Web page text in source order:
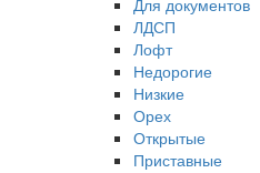
Для документов
ЛДСП
Лофт
Недорогие
Низкие
Орех
Открытые
Приставные